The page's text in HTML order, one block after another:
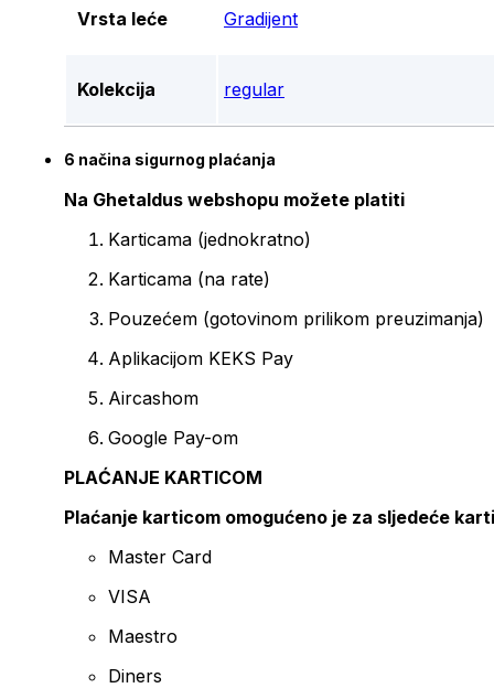
Vrsta leće Gradijent
Kolekcija regular
6 načina sigurnog plaćanja
Na Ghetaldus webshopu možete platiti
Karticama (jednokratno)
Karticama (na rate)
Pouzećem (gotovinom prilikom preuzimanja)
Aplikacijom KEKS Pay
Aircashom
Google Pay-om
PLAĆANJE KARTICOM
Plaćanje karticom omogućeno je za sljedeće
Master Card
VISA
Maestro
Diners